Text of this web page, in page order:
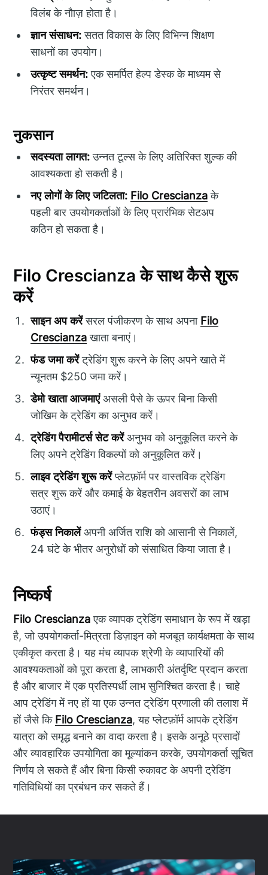
विलंब के नौाज़ होता है।
ज्ञान संसाधन:सतत विकास के लिए विभिन्न शिक्षण
साधनों का उपयोग।
उत्कृष्ट समर्थन:एक समर्पित हेल्प डेस्क के माध्यम से
निरंतर समर्थन।
नुकसान
सदस्यता लागत:उन्नत टूल्स के लिए अतिरिक्त शुल्क की
आवश्यकता हो सकती है।
नए लोगों के लिए जटिलता: Filo Crescianzaके
पहली बार उपयोगकर्ताओं के लिए प्रारंभिक सेटअप
कठिन हो सकता है।
Filo Crescianza के साथ कैसे शुरू
करें
साइन अप करेंसरल पंजीकरण के साथ अपना Filo
Crescianzaखाता बनाएं।
फंड जमा करेंट्रेडिंग शुरू करने के लिए अपने खाते में
न्यूनतम $250 जमा करें।
डेमो खाता आजमाएंअसली पैसे के ऊपर बिना किसी
जोखिम के ट्रेडिंग का अनुभव करें।
ट्रेडिंग पैरामीटर्स सेट करेंअनुभव को अनुकूलित करने के
लिए अपने ट्रेडिंग विकल्पों को अनुकूलित करें।
लाइव ट्रेडिंग शुरू करेंप्लेटफ़ॉर्म पर वास्तविक ट्रेडिंग
सत्र शुरू करें और कमाई के बेहतरीन अवसरों का लाभ
उठाएं।
फंड्स निकालेंअपनी अर्जित राशि को आसानी से निकालें,
24 घंटे के भीतर अनुरोधों को संसाधित किया जाता है।
निष्कर्ष
Filo Crescianzaएक व्यापक ट्रेडिंग समाधान के रूप में खड़ा
है, जो उपयोगकर्ता-मित्रता डिज़ाइन को मजबूत कार्यक्षमता के साथ
एकीकृत करता है। यह मंच व्यापक श्रेणी के व्यापारियों की
आवश्यकताओं को पूरा करता है, लाभकारी अंतर्दृष्टि प्रदान करता
है और बाजार में एक प्रतिस्पर्धी लाभ सुनिश्चित करता है। चाहे
आप ट्रेडिंग में नए हों या एक उन्नत ट्रेडिंग प्रणाली की तलाश में
हों जैसे कि Filo Crescianza, यह प्लेटफ़ॉर्म आपके ट्रेडिंग
यात्रा को समृद्ध बनाने का वादा करता है। इसके अनूठे प्रसादों
और व्यावहारिक उपयोगिता का मूल्यांकन करके, उपयोगकर्ता सूचित
निर्णय ले सकते हैं और बिना किसी रुकावट के अपनी ट्रेडिंग
गतिविधियों का प्रबंधन कर सकते हैं।